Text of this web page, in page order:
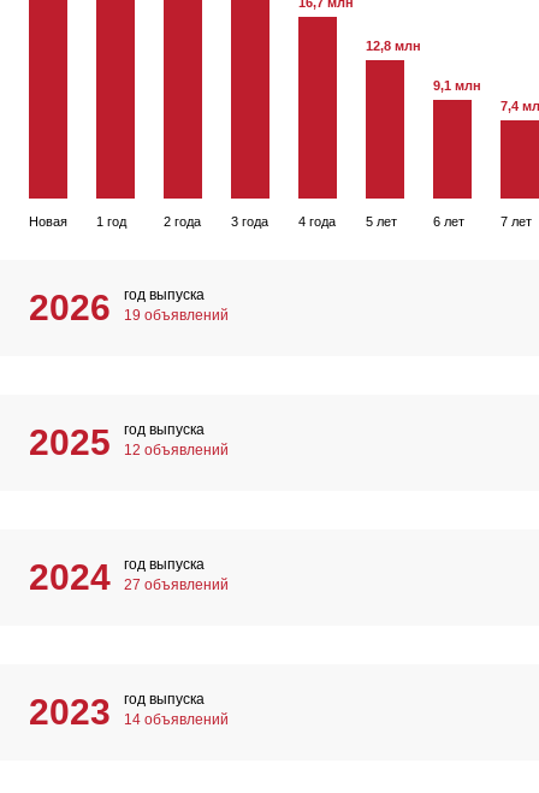
Новая 1 год 2 года 3 года 4 года
12,8 млн
5 лет
9,1 млн
6 лет
7,4
7 лет
2026
год выпуска
19 объявлений
2025
год выпуска
12 объявлений
2024
год выпуска
27 объявлений
2023
год выпуска
14 объявлений